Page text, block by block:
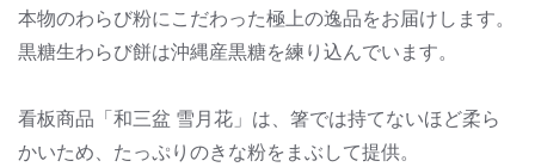
本物のわらび粉にこだわった極上の逸品をお届けします。
黒糖生わらび餅は沖縄産黒糖を練り込んでいます。
看板商品「和三盆 雪月花」は、箸では持てないほど柔ら
かいため、たっぷりのきな粉をまぶして提供。